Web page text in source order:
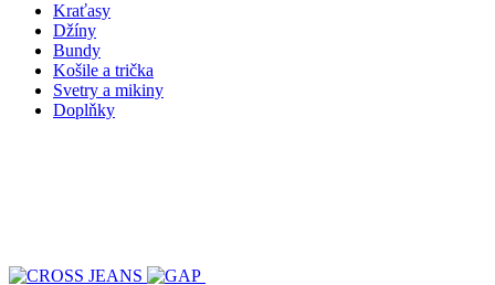
Kraťasy
Džíny
Bundy
Košile a trička
Svetry a mikiny
Doplňky